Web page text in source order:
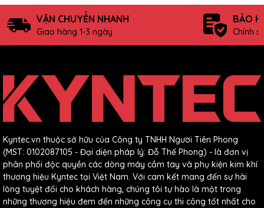
VẬN CHUYỂN NHANH
Giao hàng 1-3 ngày
BẢO
Chính
Kyntec.vn thuộc sở hữu của Công ty TNHH Người Tiên Phong
(MST: 0102087105 - Đại diện pháp lý: Đỗ Thế Phong) - là đơn vị
phân phối độc quyền các dòng máy cầm tay và phụ kiện kim khí
thương hiệu Kyntec tại Việt Nam. Với cam kết mang đến sự hài
lòng tuyệt đối cho khách hàng, chúng tôi tự hào là một trong
những thương hiệu đem đến những công cụ thi công tốt nhất cho